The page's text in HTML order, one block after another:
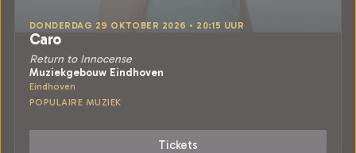
DONDERDAG 29 OKTOBER 2026 • 20:15 UUR
Caro
Return to Innocense
Muziekgebouw Eindhoven
Eindhoven
POPULAIRE MUZIEK
Tickets